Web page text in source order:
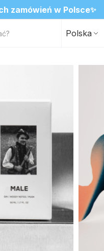
✨
do wnętrz
ml znów dostępne
Polska